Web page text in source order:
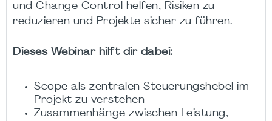
und Change Control helfen, Risiken zu
reduzieren und Projekte sicher zu führen.
Dieses Webinar hilft dir dabei:
Scope als zentralen Steuerungshebel im
Projekt zu verstehen
Zusammenhänge zwischen Leistung,